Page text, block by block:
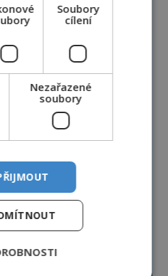
Soubory
cílení
Nezařazené
soubory